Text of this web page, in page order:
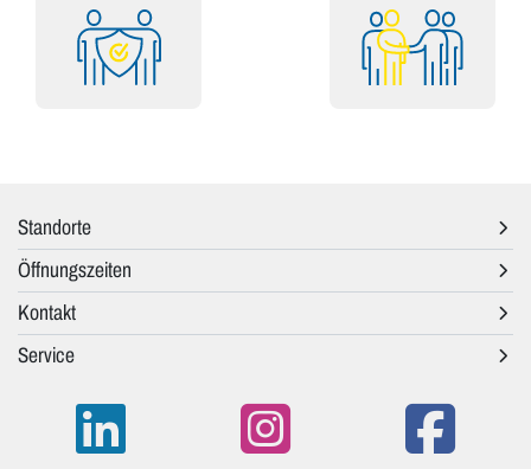
Standorte
Öffnungszeiten
Kontakt
Service